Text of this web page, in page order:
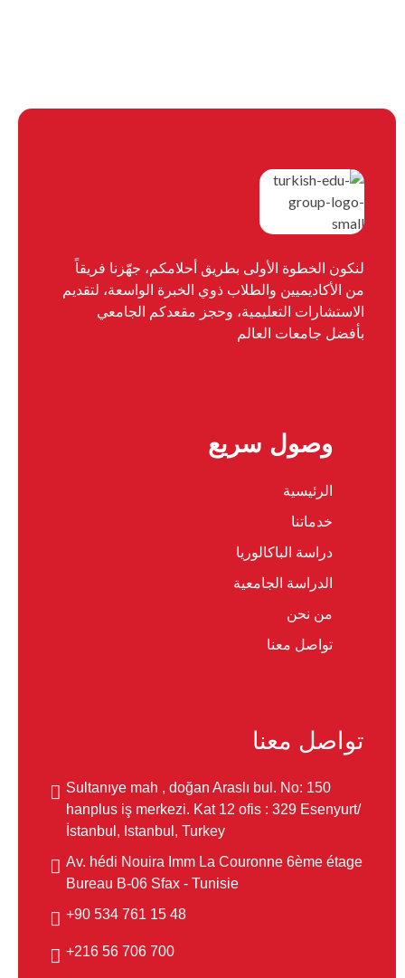
لنكون الخطوة الأولى بطريق أحلامكم، جهّزنا فريقاً
من الأكاديميين والطلاب ذوي الخبرة الواسعة، لتقديم
الاستشارات التعليمية، وحجز مقعدكم الجامعي
بأفضل جامعات العالم
وصول سريع
الرئيسية
خدماتنا
دراسة الباكالوريا
الدراسة الجامعية
من نحن
تواصل معنا
تواصل معنا
Sultanıye mah , doğan Araslı bul. No: 150
hanplus iş merkezi. Kat 12 ofis : 329 Esenyurt/
İstanbul, Istanbul, Turkey
Av. hédi Nouira Imm La Couronne 6ème étage
Bureau B-06 Sfax - Tunisie
48 15 761 534 90+
700 706 56 216+